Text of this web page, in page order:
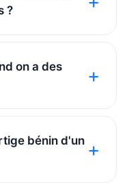
?
on a des
bénin d'un